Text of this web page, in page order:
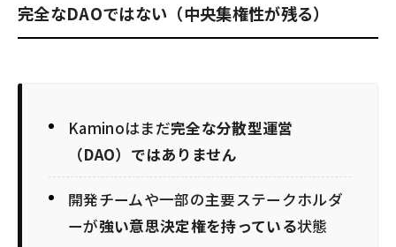
完全なDAOではない（中央集権性が残る）
Kaminoはまだ完全な分散型運営
（DAO）ではありません
開発チームや一部の主要ステークホルダ
ーが強い意思決定権を持っている状態